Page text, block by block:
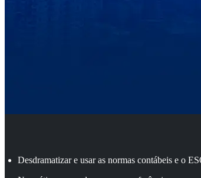
Desdramatizar e usar as normas contábeis e o